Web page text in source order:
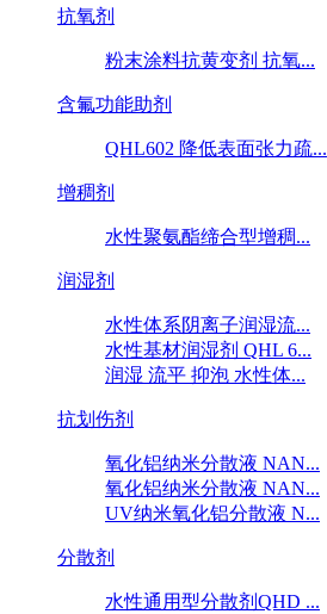
抗氧剂
粉末涂料抗黄变剂 抗氧...
含氟功能助剂
QHL602 降低表面张力疏...
增稠剂
水性聚氨酯缔合型增稠...
润湿剂
水性体系阴离子润湿流...
水性基材润湿剂 QHL 6...
润湿 流平 抑泡 水性体...
抗划伤剂
氧化铝纳米分散液 NAN...
氧化铝纳米分散液 NAN...
UV纳米氧化铝分散液 N...
分散剂
水性通用型分散剂QHD ...